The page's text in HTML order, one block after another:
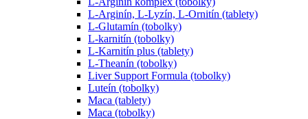
L-Arginín, L-Lyzín, L-Ornitín (tablety)
L-Glutamín (tobolky)
L-karnitín (tobolky)
L-Karnitín plus (tablety)
L-Theanín (tobolky)
Liver Support Formula (tobolky)
Luteín (tobolky)
Maca (tablety)
Maca (tobolky)